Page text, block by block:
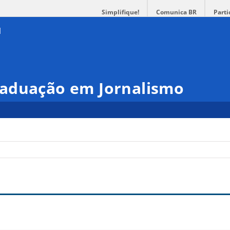
Simplifique! Comunica BR
em Jornalismo